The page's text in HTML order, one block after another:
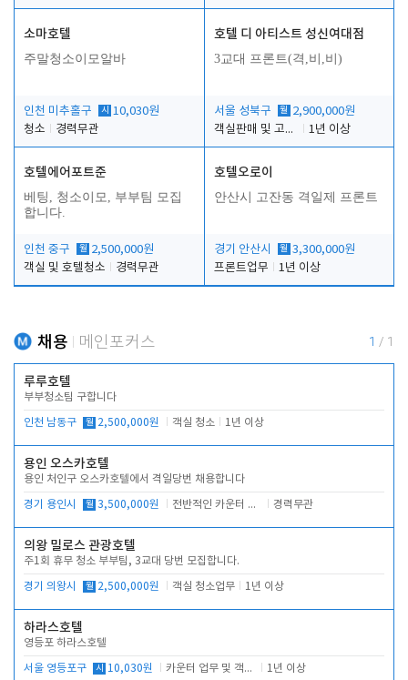
소마호텔
주말청소이모알바
인천 미추홀구 시 10,030원
청소
경력무관
호텔 디 아티스트 성신여대점
3교대 프론트(격,비,비)
서울 성북구 월 2,900,000원
객실판매 및 고객응대
1년 이상
호텔에어포트준
베팅, 청소이모, 부부팀 모집
합니다.
인천 중구 월 2,500,000원
객실 및 호텔청소
경력무관
호텔오로이
안산시 고잔동 격일제 프론트
경기 안산시 월 3,300,000원
프론트업무
1년 이상
채용 메인포커스 1 / 1
루루호텔
부부청소팀 구합니다
인천 남동구 월 2,500,000원 객실 청소 1년 이상
용인 오스카호텔
용인 처인구 오스카호텔에서 격일당번 채용합니다
경기 용인시 월 3,500,000원 전반적인 카운터 업무 경력무관
의왕 밀로스 관광호텔
주1회 휴무 청소 부부팀, 3교대 당번 모집합니다.
경기 의왕시 월 2,500,000원 객실 청소업무 1년 이상
하라스호텔
영등포 하라스호텔
서울 영등포구 시 10,030원 카운터 업무 및 객실관리(청소상태 확인, 객실판매) 1년 이상